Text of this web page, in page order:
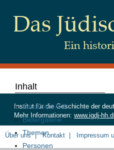
Inhalt
Inhalt von A-Z
Bildergalerie
Themen
Personen
Institut für die Geschichte der
Mehr Informationen: www.igdj-
Über uns Kontakt Impressum